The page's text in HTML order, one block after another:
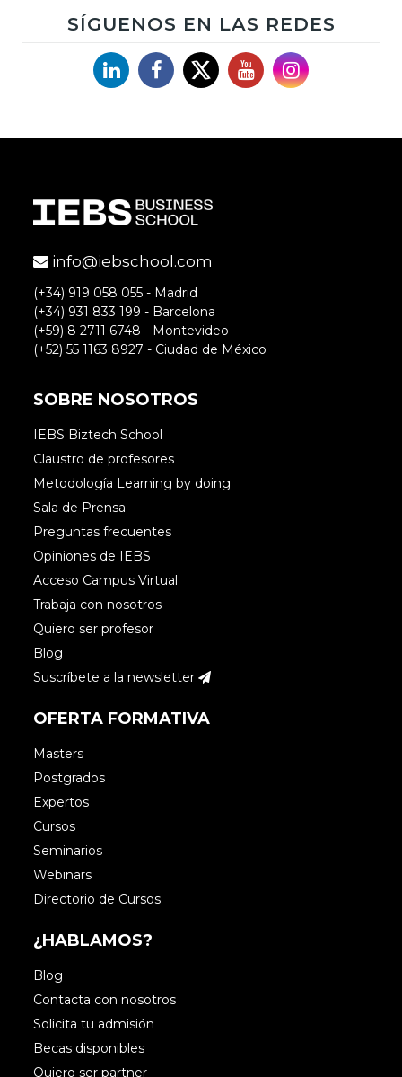
SÍGUENOS EN LAS REDES
LinkedinFacebook
X YouTubeInstagram
info@iebschool.com
(+34) 919 058 055 - Madrid
(+34) 931 833 199 - Barcelona
(+59) 8 2711 6748 - Montevideo
(+52) 55 1163 8927 - Ciudad de México
SOBRE NOSOTROS
IEBS Biztech School
Claustro de profesores
Metodología Learning by doing
Sala de Prensa
Preguntas frecuentes
Opiniones de IEBS
Acceso Campus Virtual
Trabaja con nosotros
Quiero ser profesor
Blog
Suscríbete a la newsletter
OFERTA FORMATIVA
Masters
Postgrados
Expertos
Cursos
Seminarios
Webinars
Directorio de Cursos
¿HABLAMOS?
Blog
Contacta con nosotros
Solicita tu admisión
Becas disponibles
Quiero ser partner